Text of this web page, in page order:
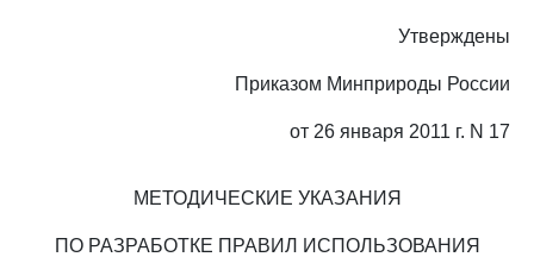
Утверждены
Приказом Минприроды России
от 26 января 2011 г. N 17
МЕТОДИЧЕСКИЕ УКАЗАНИЯ
ПО РАЗРАБОТКЕ ПРАВИЛ ИСПОЛЬЗОВАНИЯ